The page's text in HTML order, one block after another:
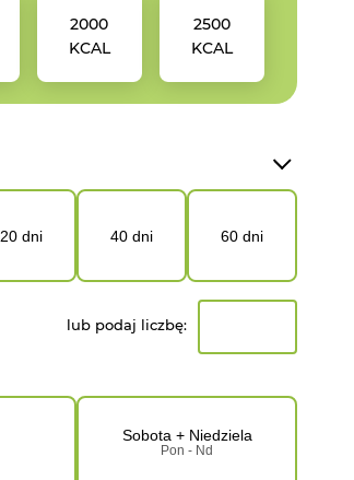
2000
KCAL
2500
KCAL
20 dni 40 dni 60 dni
lub podaj liczbę:
Sobota + Niedziela
Pon - Nd